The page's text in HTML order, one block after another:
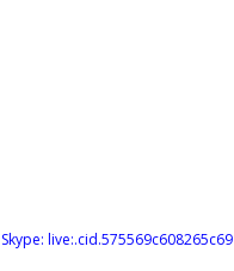
Skype: live:.cid.575569c608265c69